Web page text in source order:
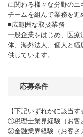
に関わる様々な分野の
チームを組んで業務を進
■広範囲な取扱業務
一般企業をはじめ、医療
体、海外法人、個人と
供しています。
応募条件
【下記いずれかに該当す
①税理士業界経験（お客
②金融業界経験（お客さ